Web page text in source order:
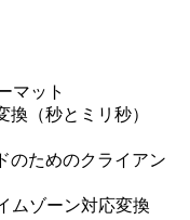
マット
換（秒とミリ秒）
のためのクライアン
ムゾーン対応変換